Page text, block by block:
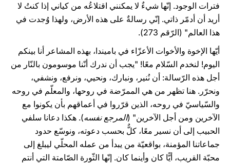
فترات الوجود. إنّها شيءٌ لا يمكنني اقتلاعُه من كياني إذا كنتُ لا
أريد أن أدمّر ذاتي. إنّي رسالةٌ على هذه الأرض، ولهذا وُجدت في
هذا العالم" (الرّقم 273).
أيّها الإخوة والأخوات الأعزّاء في باميندا، بهذه المشاعر أنا بينكم
اليوم! لنخدم السّلام معًا! "يجب أن ندرك أنّنا موسومون بالنّار من
أجل هذه الرّسالة: أن نُنير، ونبارك، ونحيي، ونرفع، ونشفي،
ونحرّر. هنا تظهر من هي الممرّضة في روحها، والمعلّم في روحه
والسّياسيّ في روحه، الذين قرّروا في أعماقهم بأن يكونوا مع
الآخرين ومن أجل الآخرين" (المرجع نفسه). هكذا دعانا سلفي
الحبيب إلى أن نسير معًا، كلٌّ بحسب دعوته، ونوسّع حدود
جماعاتنا المؤمنة، بواقعيّة من يبدأ من عمله المحلّي ليبلغ إلى
محبّة القريب، أيًّا كان وأينما كان. إنّها الثّورة الصّامتة التي أنتم